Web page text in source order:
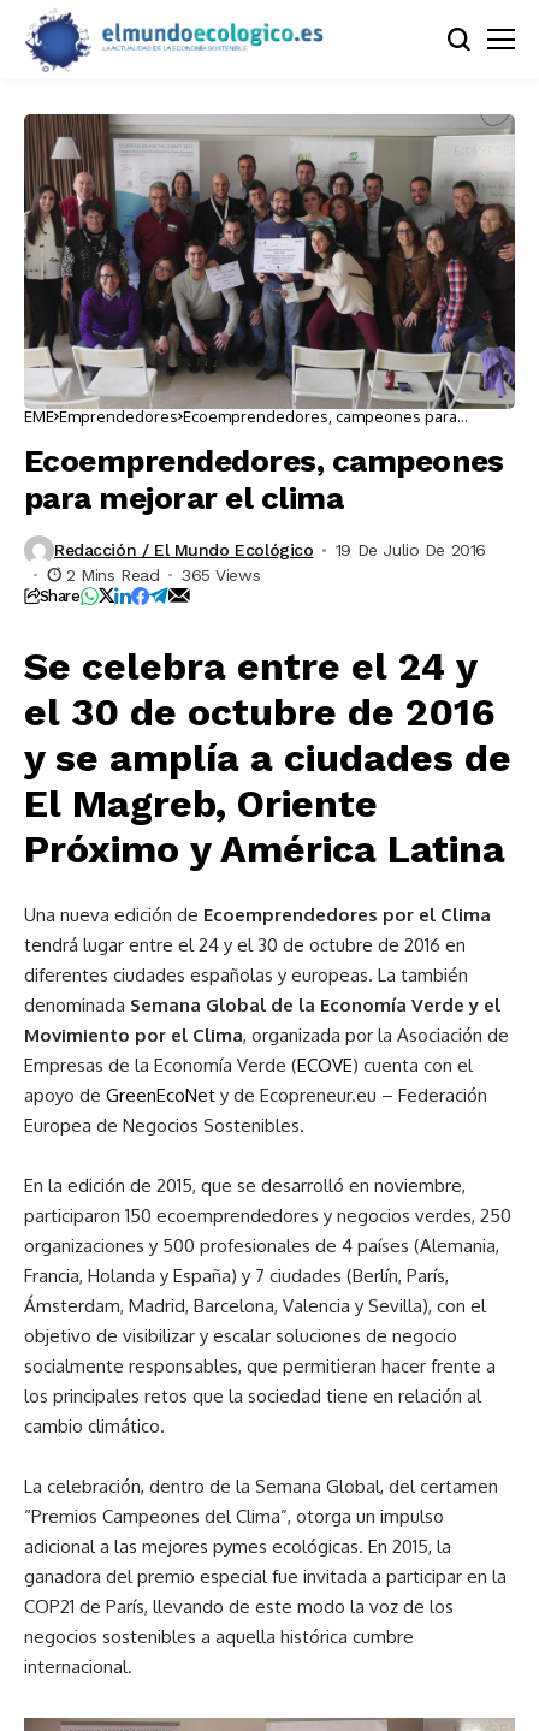
EME Emprendedores Ecoemprendedores, campeones para
Ecoemprendedores, campeones
para mejorar el clima
Redacción / El Mundo Ecológico
19 De Julio De 2016
2 Mins Read
365 Views
Share
Se celebra entre el 24 y
el 30 de octubre de 2016
y se amplía a ciudades de
El Magreb, Oriente
Próximo y América Latina
Una nueva edición de Ecoemprendedores por el Clima
tendrá lugar entre el 24 y el 30 de octubre de 2016 en
diferentes ciudades españolas y europeas. La también
denominada Semana Global de la Economía Verde y el
Movimiento por el Clima, organizada por la Asociación de
Empresas de la Economía Verde (ECOVE) cuenta con el
apoyo de GreenEcoNet y de Ecopreneur.eu – Federación
Europea de Negocios Sostenibles.
En la edición de 2015, que se desarrolló en noviembre,
participaron 150 ecoemprendedores y negocios verdes, 250
organizaciones y 500 profesionales de 4 países (Alemania,
Francia, Holanda y España) y 7 ciudades (Berlín, París,
Ámsterdam, Madrid, Barcelona, Valencia y Sevilla), con el
objetivo de visibilizar y escalar soluciones de negocio
socialmente responsables, que permitieran hacer frente a
los principales retos que la sociedad tiene en relación al
cambio climático.
La celebración, dentro de la Semana Global, del certamen
“Premios Campeones del Clima”, otorga un impulso
adicional a las mejores pymes ecológicas. En 2015, la
ganadora del premio especial fue invitada a participar en la
COP21 de París, llevando de este modo la voz de los
negocios sostenibles a aquella histórica cumbre
internacional.